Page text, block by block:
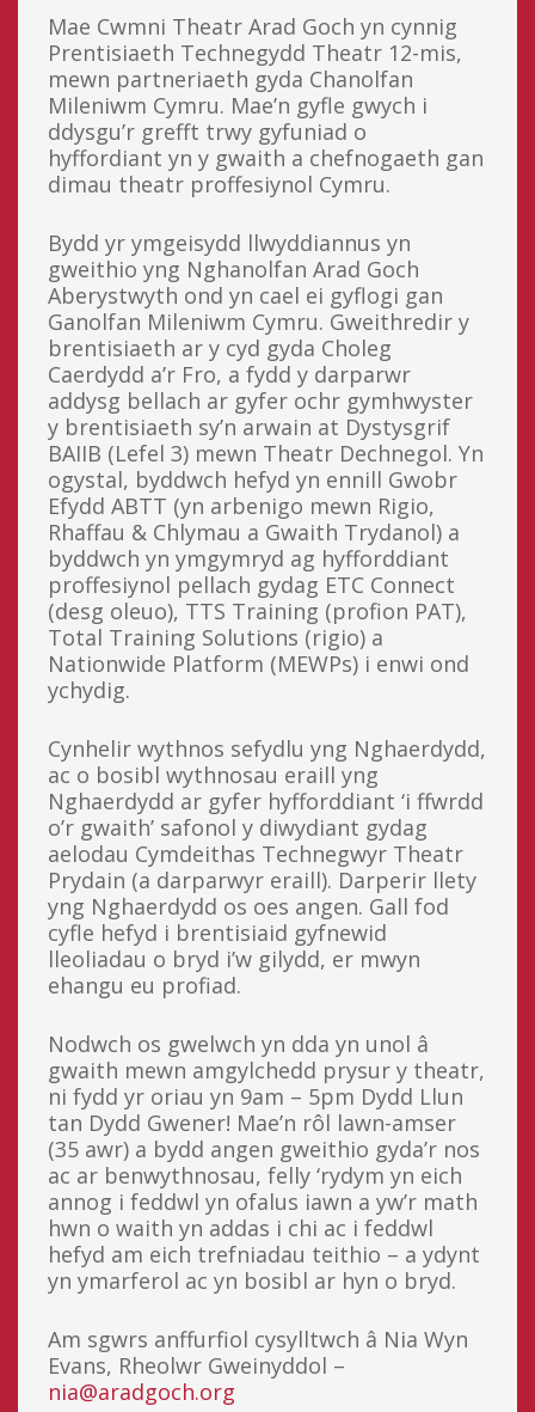
Mae Cwmni Theatr Arad Goch yn cynnig
Prentisiaeth Technegydd Theatr 12-mis,
mewn partneriaeth gyda Chanolfan
Mileniwm Cymru. Mae’n gyfle gwych i
ddysgu’r grefft trwy gyfuniad o
hyffordiant yn y gwaith a chefnogaeth gan
dimau theatr proffesiynol Cymru.
Bydd yr ymgeisydd llwyddiannus yn
gweithio yng Nghanolfan Arad Goch
Aberystwyth ond yn cael ei gyflogi gan
Ganolfan Mileniwm Cymru. Gweithredir y
brentisiaeth ar y cyd gyda Choleg
Caerdydd a’r Fro, a fydd y darparwr
addysg bellach ar gyfer ochr gymhwyster
y brentisiaeth sy’n arwain at Dystysgrif
BAIIB (Lefel 3) mewn Theatr Dechnegol. Yn
ogystal, byddwch hefyd yn ennill Gwobr
Efydd ABTT (yn arbenigo mewn Rigio,
Rhaffau & Chlymau a Gwaith Trydanol) a
byddwch yn ymgymryd ag hyfforddiant
proffesiynol pellach gydag ETC Connect
(desg oleuo), TTS Training (profion PAT),
Total Training Solutions (rigio) a
Nationwide Platform (MEWPs) i enwi ond
ychydig.
Cynhelir wythnos sefydlu yng Nghaerdydd,
ac o bosibl wythnosau eraill yng
Nghaerdydd ar gyfer hyfforddiant ‘i ffwrdd
o’r gwaith’ safonol y diwydiant gydag
aelodau Cymdeithas Technegwyr Theatr
Prydain (a darparwyr eraill). Darperir llety
yng Nghaerdydd os oes angen. Gall fod
cyfle hefyd i brentisiaid gyfnewid
lleoliadau o bryd i’w gilydd, er mwyn
ehangu eu profiad.
Nodwch os gwelwch yn dda yn unol â
gwaith mewn amgylchedd prysur y theatr,
ni fydd yr oriau yn 9am – 5pm Dydd Llun
tan Dydd Gwener! Mae’n rôl lawn-amser
(35 awr) a bydd angen gweithio gyda’r nos
ac ar benwythnosau, felly ‘rydym yn eich
annog i feddwl yn ofalus iawn a yw’r math
hwn o waith yn addas i chi ac i feddwl
hefyd am eich trefniadau teithio – a ydynt
yn ymarferol ac yn bosibl ar hyn o bryd.
Am sgwrs anffurfiol cysylltwch â Nia Wyn
Evans, Rheolwr Gweinyddol –
nia@aradgoch.org